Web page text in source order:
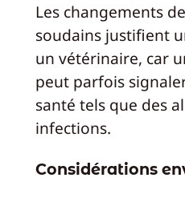
Les changements
soudains justifient
un vétérinaire, car
peut parfois
santé tels que des
infections.
Considérations